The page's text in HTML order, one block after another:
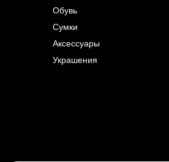
Обувь
Сумки
Аксессуары
Украшения